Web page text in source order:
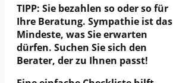
TIPP: Sie bezahlen so oder so für
Ihre Beratung. Sympathie ist das
Mindeste, was Sie erwarten
dürfen. Suchen Sie sich den
Berater, der zu Ihnen passt!